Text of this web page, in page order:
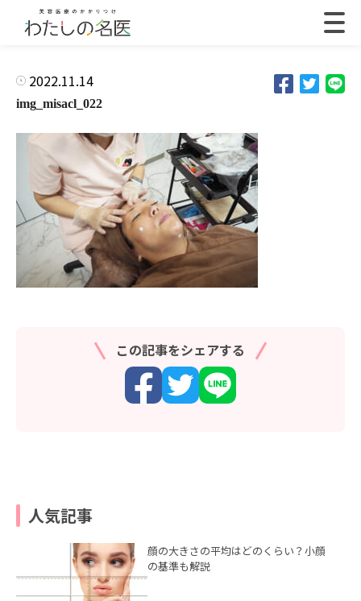
2022.11.14
img_misacl_022
この記事をシェアする
人気記事
顔の大きさの平均はどのくらい？小顔
の基準も解説